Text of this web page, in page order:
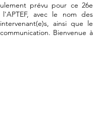
prévu pour ce 26e
avec le nom des
ainsi que le
Bienvenue à